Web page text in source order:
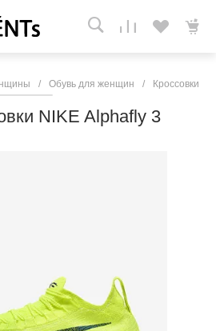
/ Обувь для женщин / Кроссовки и
NIKE Alphafly 3